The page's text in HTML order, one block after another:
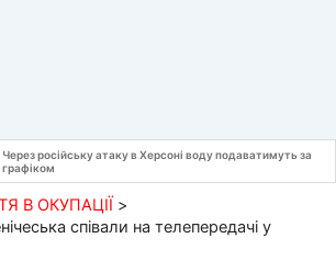
Через російську атаку в Херсоні воду подаватимуть за
графіком
В ОКУПАЦІЇ
співали на телепередачі у